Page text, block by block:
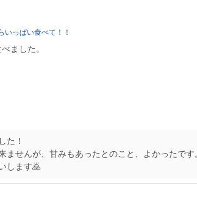
いっぱい食べて！！
ました。
た！
ませんが、甘みもあったとのこと、よかったです
します🙇